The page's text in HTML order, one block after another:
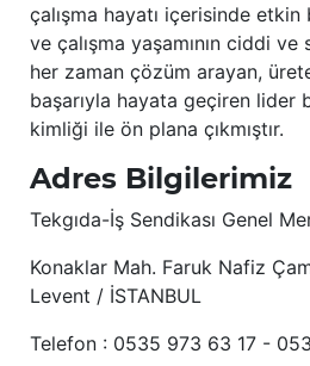
çalışma hayatı içerisinde
ve çalışma yaşamının ciddi ve
her zaman çözüm arayan,
başarıyla hayata geçiren lider
kimliği ile ön plana çıkmıştır.
Adres Bilgilerimiz
Tekgıda-İş Sendikası Genel
Konaklar Mah. Faruk Nafiz
Levent / İSTANBUL
Telefon : 0535 973 63 17 -